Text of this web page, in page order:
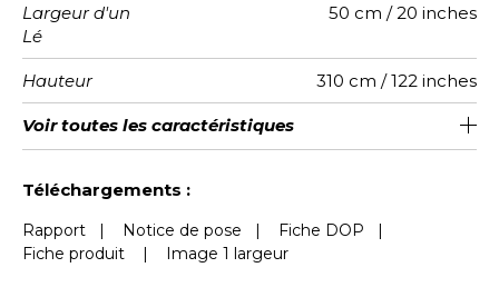
Largeur d'un
Lé
50 cm / 20 inches
Hauteur 310 cm / 122 inches
Largeur
Totale
200 cm / 79 inches
Raccord Raccord droit
Nombre de
lés
4
Poids g/m² 147
Entretien Lavable
Pose colle Encollage du mur
Dépose Arrachage à sec
Norme COV A+
ASTME84 Class A
Norme
euroclass
B s1 d0
Voir toutes les caractéristiques
Téléchargements :
Rapport | Notice de pose | Fiche DOP |
Fiche produit
| Image 1 largeur